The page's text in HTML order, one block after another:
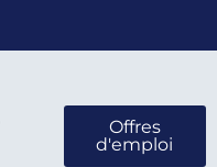
Offres
d'emploi